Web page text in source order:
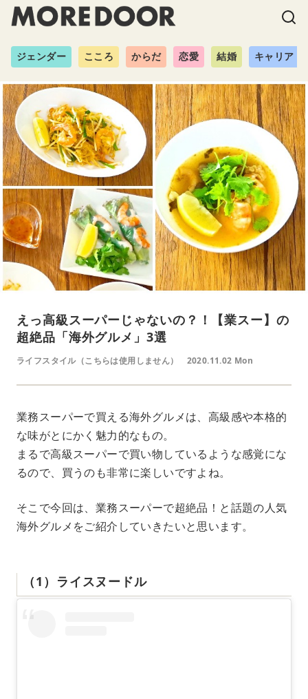
ジェンダー こころ からだ 恋愛 結婚 キャリア
えっ高級スーパーじゃないの？！【業スー】の
超絶品「海外グルメ」3選
ライフスタイル（こちらは使用しません） 2020.11.02 Mon
業務スーパーで買える海外グルメは、高級感や本格的
な味がとにかく魅力的なもの。
まるで高級スーパーで買い物しているような感覚にな
るので、買うのも非常に楽しいですよね。
そこで今回は、業務スーパーで超絶品！と話題の人気
海外グルメをご紹介していきたいと思います。
（1）ライスヌードル